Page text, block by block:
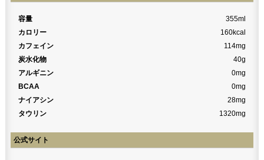
容量
355ml
カロリー
160kcal
カフェイン
114mg
炭水化物
40g
アルギニン
0mg
BCAA
0mg
ナイアシン
28mg
タウリン
1320mg
公式サイト